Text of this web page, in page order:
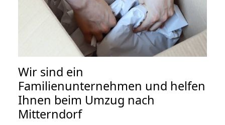
Wir sind ein
Familienunternehmen und helfen
Ihnen beim Umzug nach
Mitterndorf